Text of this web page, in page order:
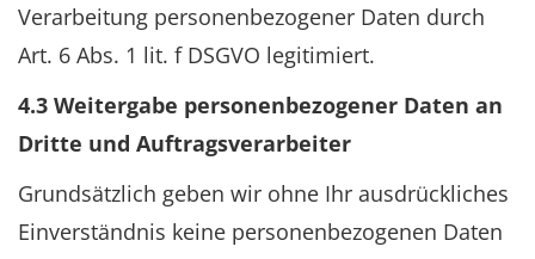
Verarbeitung personenbezogener Daten durch
Art. 6 Abs. 1 lit. f DSGVO legitimiert.
4.3 Weitergabe personenbezogener Daten an
Dritte und Auftragsverarbeiter
Grundsätzlich geben wir ohne Ihr ausdrückliches
Einverständnis keine personenbezogenen Daten